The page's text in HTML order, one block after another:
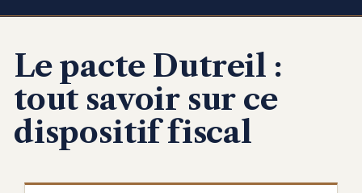
Le pacte Dutreil :
tout savoir sur ce
dispositif fiscal